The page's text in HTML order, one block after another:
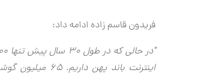
فریدون قاسم زاده ادامه داد: